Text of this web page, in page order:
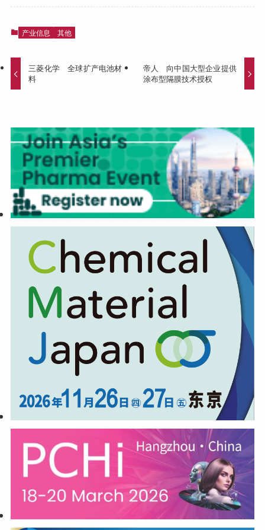
产业信息 其他
三菱化学 全球扩产电池材
料
帝人 向中国大型企业提供
涂布型隔膜技术授权